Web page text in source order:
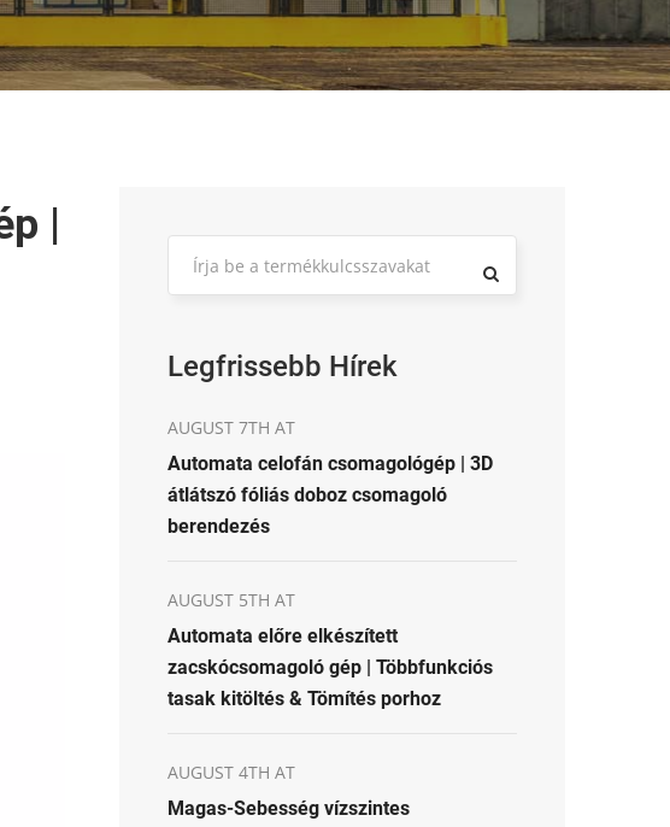
|
Legfrissebb Hírek
AUGUST 7TH AT
Automata celofán csomagológép | 3D
átlátszó fóliás doboz csomagoló
berendezés
AUGUST 5TH AT
Automata előre elkészített
zacskócsomagoló gép | Többfunkciós
tasak kitöltés & Tömítés porhoz
AUGUST 4TH AT
Magas-Sebesség vízszintes